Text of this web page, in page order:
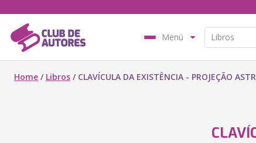
Menú
Home / Libros / CLAVÍCULA DA EXISTÊNCIA - PROJEÇÃO